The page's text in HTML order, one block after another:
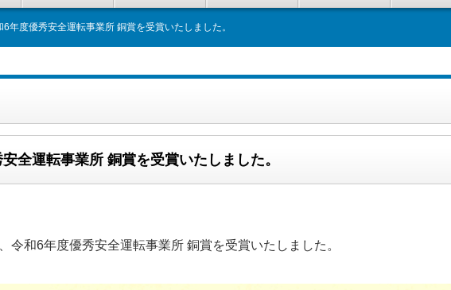
6年度優秀安全運転事業所 銅賞を受賞いたしました。
全運転事業所 銅賞を受賞いたしました。
令和6年度優秀安全運転事業所 銅賞を受賞いたしました。